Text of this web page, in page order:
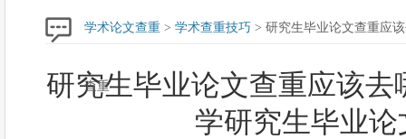
学术论文查重 > 学术查重技巧 > 研究生毕业论文查重应
查重
研究生毕业论文查重应该去
学研究生毕业论